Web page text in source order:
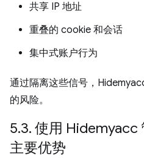
共享 IP 地址
重叠的 cookie 和会话
集中式账户行为
通过隔离这些信号，
的风险。
5.3. 使用
主要优势